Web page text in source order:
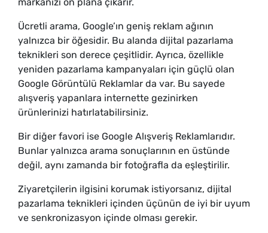
Ücretli arama, Google’ın geniş reklam ağının
yalnızca bir öğesidir. Bu alanda dijital pazarlama
teknikleri son derece çeşitlidir. Ayrıca, özellikle
yeniden pazarlama kampanyaları için güçlü olan
Google Görüntülü Reklamlar da var. Bu sayede
alışveriş yapanlara internette gezinirken
ürünlerinizi hatırlatabilirsiniz.
Bir diğer favori ise Google Alışveriş Reklamlarıdır.
Bunlar yalnızca arama sonuçlarının en üstünde
değil, aynı zamanda bir fotoğrafla da eşleştirilir.
Ziyaretçilerin ilgisini korumak istiyorsanız, dijital
pazarlama teknikleri içinden üçünün de iyi bir uyum
ve senkronizasyon içinde olması gerekir.